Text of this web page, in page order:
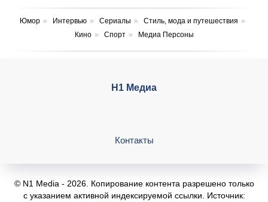
Юмор » Интервью » Сериалы » Стиль, мода и путешествия »
Кино » Спорт » Медиа Персоны
Н1 Медиа
Контакты
© N1 Media - 2026. Копирование контента разрешено только
с указанием активной индексируемой ссылки. Источник: